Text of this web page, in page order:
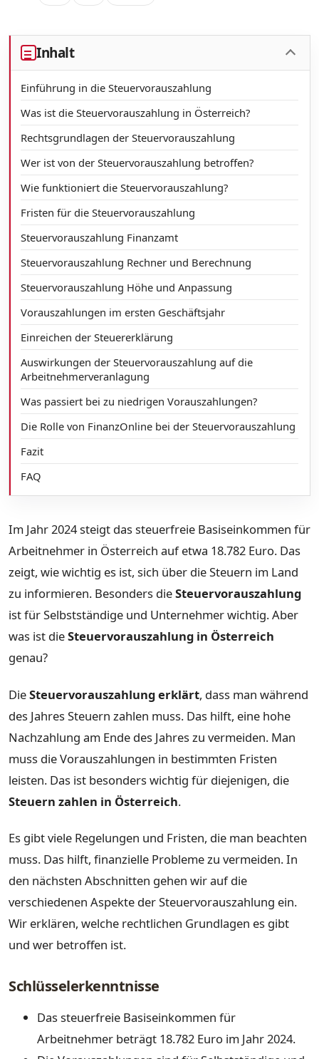
Inhalt
Einführung in die Steuervorauszahlung
Was ist die Steuervorauszahlung in Österreich?
Rechtsgrundlagen der Steuervorauszahlung
Wer ist von der Steuervorauszahlung betroffen?
Wie funktioniert die Steuervorauszahlung?
Fristen für die Steuervorauszahlung
Steuervorauszahlung Finanzamt
Steuervorauszahlung Rechner und Berechnung
Steuervorauszahlung Höhe und Anpassung
Vorauszahlungen im ersten Geschäftsjahr
Einreichen der Steuererklärung
Auswirkungen der Steuervorauszahlung auf die
Arbeitnehmerveranlagung
Was passiert bei zu niedrigen Vorauszahlungen?
Die Rolle von FinanzOnline bei der Steuervorauszahlung
Fazit
FAQ
Im Jahr 2024 steigt das steuerfreie Basiseinkommen für
Arbeitnehmer in Österreich auf etwa 18.782 Euro. Das
zeigt, wie wichtig es ist, sich über die Steuern im Land
zu informieren. Besonders dieSteuervorauszahlung
ist für Selbstständige und Unternehmer wichtig. Aber
was ist dieSteuervorauszahlung in Österreich
genau?
DieSteuervorauszahlung erklärt, dass man während
des Jahres Steuern zahlen muss. Das hilft, eine hohe
Nachzahlung am Ende des Jahres zu vermeiden. Man
muss die Vorauszahlungen in bestimmten Fristen
leisten. Das ist besonders wichtig für diejenigen, die
Steuern zahlen in Österreich.
Es gibt viele Regelungen und Fristen, die man beachten
muss. Das hilft, finanzielle Probleme zu vermeiden. In
den nächsten Abschnitten gehen wir auf die
verschiedenen Aspekte der Steuervorauszahlung ein.
Wir erklären, welche rechtlichen Grundlagen es gibt
und wer betroffen ist.
Schlüsselerkenntnisse
Das steuerfreie Basiseinkommen für
Arbeitnehmer beträgt 18.782 Euro im Jahr 2024.